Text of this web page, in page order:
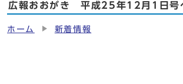
広報おおがき 平成25年12月1日号
ホーム 新着情報